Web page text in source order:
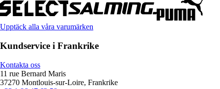
Upptäck alla våra varumärken
Kundservice i Frankrike
Kontakta oss
11 rue Bernard Maris
37270 Montlouis-sur-Loire, Frankrike